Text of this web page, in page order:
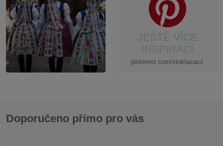
pinterest.com/stoklasacz
Doporučeno přímo pro vás